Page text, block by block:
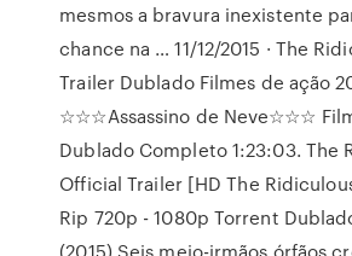
mesmos a bravura inexistente
chance na … 11/12/2015 · The
Trailer Dublado Filmes de ação
☆☆☆Assassino de Neve☆☆☆
Dublado Completo 1:23:03. The
Official Trailer [HD The
Rip 720p - 1080p Torrent
(2015) Seis meio-irmãos órfãos